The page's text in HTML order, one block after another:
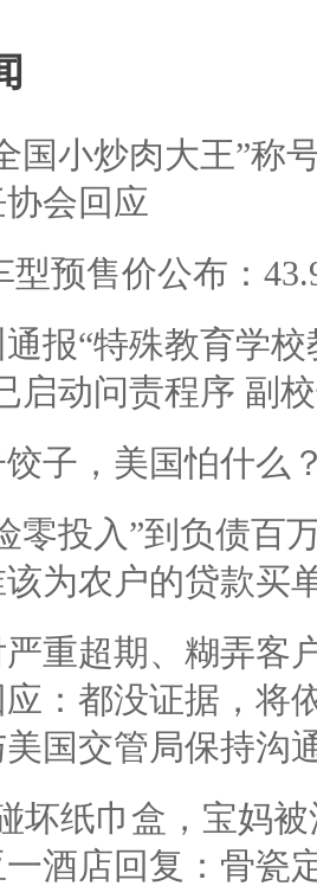
国小炒肉大王”称
会回应
型预售价公布：
报“特殊教育学
启动问责程序 副
子，美国怕什么
零投入”到负债百
为农户的贷款买
重超期、糊弄客
：都没证据，将
美国交管局保持沟
坏纸巾盒，宝妈
酒店回复：骨瓷